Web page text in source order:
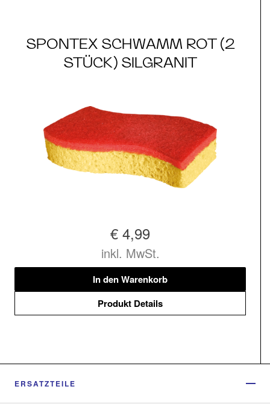
SPONTEX SCHWAMM ROT (2
STÜCK) SILGRANIT
€ 4,99
inkl. MwSt.
In den Warenkorb
Produkt Details
ERSATZTEILE